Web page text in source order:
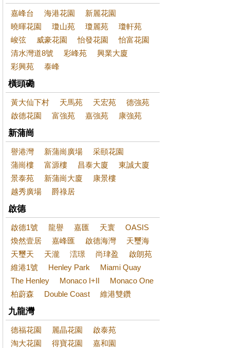
嘉峰台 海港花園
新麗花園
曉暉花園
瓊山苑 瓊麗苑
瓊軒苑
峻弦
威豪花園 怡發花園
怡富花園
清水灣道8號
彩峰苑
興業大廈
彩興苑
泰峰
橫頭磡
黃大仙下村 天馬苑 天宏苑
德強苑
啟德花園
富強苑 嘉強苑 康強苑
新蒲崗
譽港灣 新蒲崗廣場
采頤花園
蒲崗樓
富源樓 昌泰大廈
東誠大廈
景泰苑
新蒲崗大廈
康景樓
越秀廣場
爵祿居
啟德
啟德1號 龍譽 嘉匯 天寰
OASIS
煥然壹居
嘉峰匯 啟德海灣
天璽海
天璽天
天瀧 澐璟 尚珒盈
啟朗苑
維港1號
Henley Park
Miami Quay
The Henley
Monaco I+II
Monaco One
柏蔚森
Double Coast 維港雙鑽
九龍灣
德福花園 麗晶花園
啟泰苑
淘大花園
得寶花園 嘉和園